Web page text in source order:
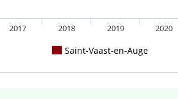
Saint-Vaast-en-Auge
2017 2018 2019 2020